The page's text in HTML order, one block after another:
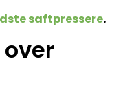
saftpressere.